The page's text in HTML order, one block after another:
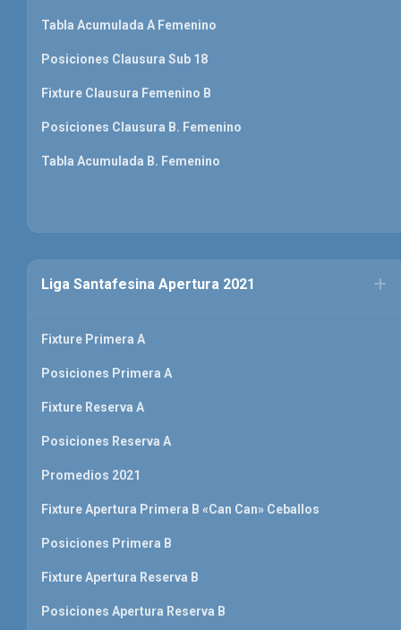
Tabla Acumulada A Femenino
Posiciones Clausura Sub 18
Fixture Clausura Femenino B
Posiciones Clausura B. Femenino
Tabla Acumulada B. Femenino
Liga Santafesina Apertura 2021
Fixture Primera A
Posiciones Primera A
Fixture Reserva A
Posiciones Reserva A
Promedios 2021
Fixture Apertura Primera B «Can Can» Ceballos
Posiciones Primera B
Fixture Apertura Reserva B
Posiciones Apertura Reserva B